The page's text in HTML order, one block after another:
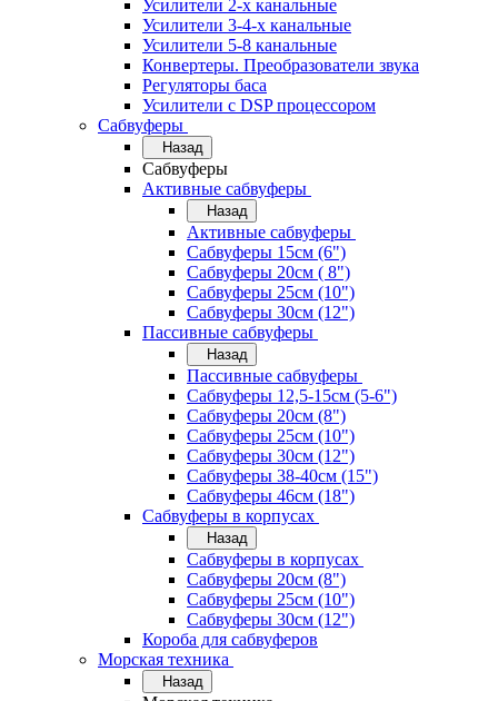
Усилители 2-х канальные
Усилители 3-4-х канальные
Усилители 5-8 канальные
Конвертеры. Преобразователи звука
Регуляторы баса
Усилители с DSP процессором
Сабвуферы
Назад
Сабвуферы
Активные сабвуферы
Назад
Активные сабвуферы
Сабвуферы 15см (6")
Сабвуферы 20см ( 8")
Сабвуферы 25см (10")
Сабвуферы 30см (12")
Пассивные сабвуферы
Назад
Пассивные сабвуферы
Сабвуферы 12,5-15см (5-6")
Сабвуферы 20см (8")
Сабвуферы 25см (10")
Сабвуферы 30см (12")
Сабвуферы 38-40см (15")
Сабвуферы 46см (18")
Сабвуферы в корпусах
Назад
Сабвуферы в корпусах
Сабвуферы 20см (8")
Сабвуферы 25см (10")
Сабвуферы 30см (12")
Короба для сабвуферов
Морская техника
Назад